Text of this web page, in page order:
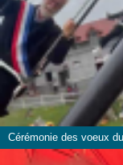
Cérémonie des voeux